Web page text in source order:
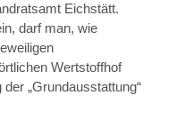
Eichstätt.
darf man, wie
Wertstoffhof
„Grundausstattung“